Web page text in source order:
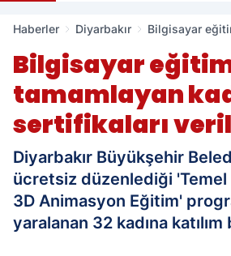
Haberler Diyarbakır
Bilgisayar
Bilgisayar
tamamlayan
sertifikaları
Diyarbakır Büyükşehir
ücretsiz düzenlediği
3D Animasyon Eğitim'
yaralanan 32 kadına